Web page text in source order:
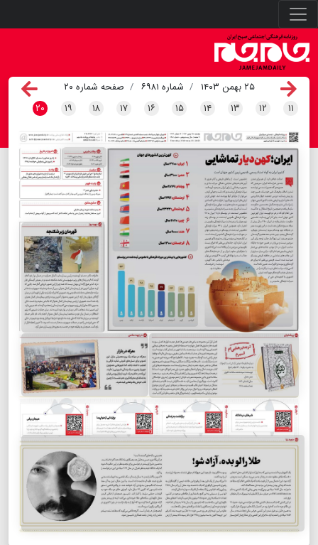
۲۵ بهمن ۱۴۰۳ شماره ۶۹۸۱
صفحه شماره ۲۰
۱۱ ۱۲ ۱۳ ۱۴ ۱۵ ۱۶ ۱۷ ۱۸ ۱۹ ۲۰